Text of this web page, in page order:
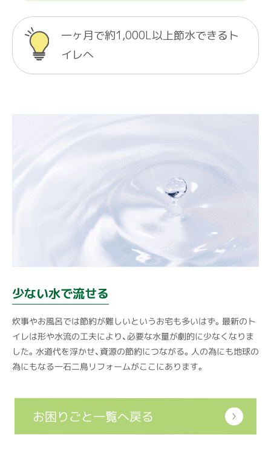
一ヶ月で約1,000L以上節水できるト
イレへ
少ない水で流せる
炊事やお風呂では節約が難しいというお宅も多いはず。最新のト
イレは形や水流の工夫により、必要な水量が劇的に少なくなりま
した。水道代を浮かせ、資源の節約につながる。人の為にも地球の
為にもなる一石二鳥リフォームがここにあります。
お困りごと一覧へ戻る